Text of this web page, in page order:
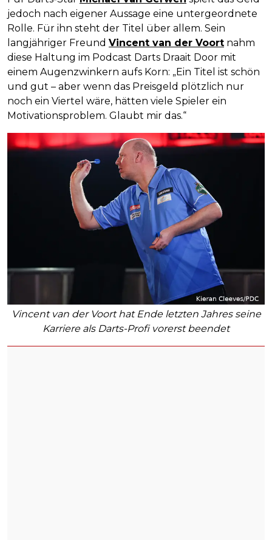
jedoch nach eigener Aussage eine untergeordnete
Rolle. Für ihn steht der Titel über allem. Sein
langjähriger Freund Vincent van der Voort nahm
diese Haltung im Podcast Darts Draait Door mit
einem Augenzwinkern aufs Korn: „Ein Titel ist schön
und gut – aber wenn das Preisgeld plötzlich nur
noch ein Viertel wäre, hätten viele Spieler ein
Motivationsproblem. Glaubt mir das.“
Vincent van der Voort hat Ende letzten Jahres seine
Karriere als Darts-Profi vorerst beendet